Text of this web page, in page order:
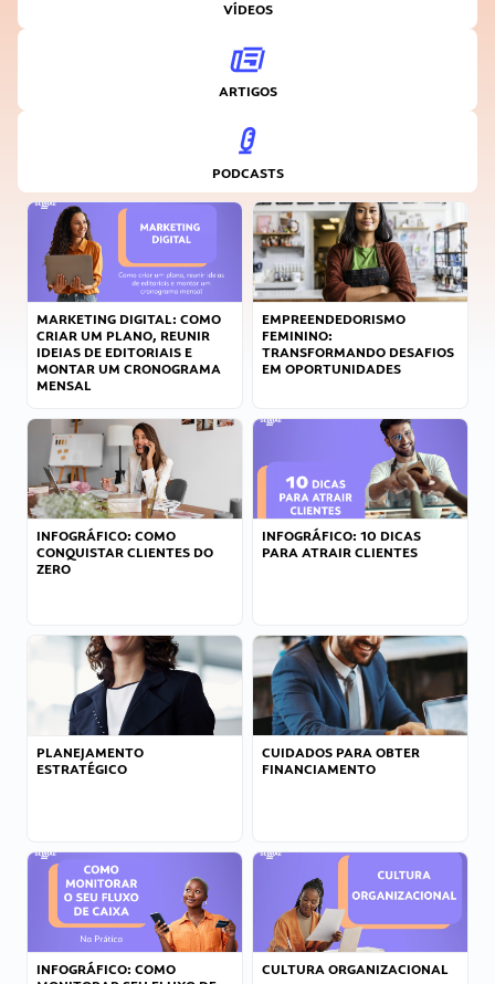
VÍDEOS
ARTIGOS
PODCASTS
MARKETING DIGITAL: COMO
CRIAR UM PLANO, REUNIR
IDEIAS DE EDITORIAIS E
MONTAR UM CRONOGRAMA
MENSAL
EMPREENDEDORISMO
FEMININO:
TRANSFORMANDO DESAFIOS
EM OPORTUNIDADES
INFOGRÁFICO: COMO
CONQUISTAR CLIENTES DO
ZERO
INFOGRÁFICO: 10 DICAS
PARA ATRAIR CLIENTES
PLANEJAMENTO
ESTRATÉGICO
CUIDADOS PARA OBTER
FINANCIAMENTO
INFOGRÁFICO: COMO
CULTURA ORGANIZACIONAL